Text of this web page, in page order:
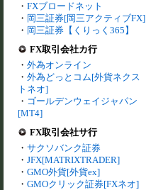
・ FXブロードネット
・ 岡三証券[岡三アクティブFX]
・ 岡三証券【くりっく365】
FX取引会社カ行
・ 外為オンライン
・ 外為どっとコム[外貨ネクス
トネオ]
・ ゴールデンウェイジャパン
[MT4]
FX取引会社サ行
・ サクソバンク証券
・ JFX[MATRIXTRADER]
・ GMO外貨[外貨ex]
・ GMOクリック証券[FXネオ]